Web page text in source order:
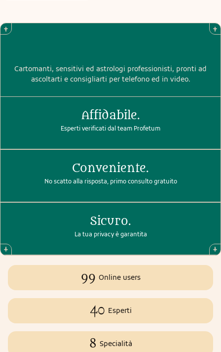
Cartomanti, sensitivi ed astrologi professionisti, pronti ad
ascoltarti e consigliarti per telefono ed in video.
Affidabile.
Esperti verificati dal team Profetum
Conveniente.
No scatto alla risposta, primo consulto gratuito
Sicuro.
La tua privacy è garantita
99 Online users
40 Esperti
8 Specialità